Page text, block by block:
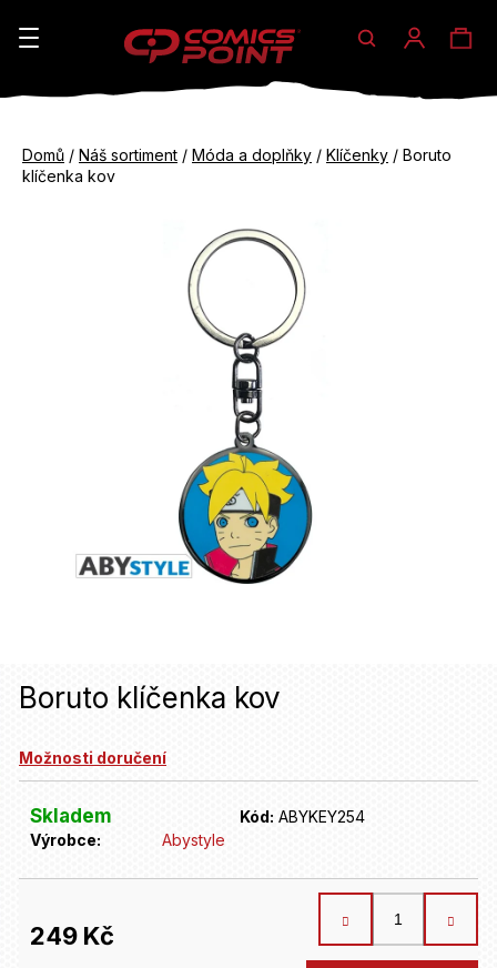
Hledat
Domů / Náš sortiment / Móda a doplňky / Klíčenky / Boruto
klíčenka kov
Boruto klíčenka kov
Možnosti doručení
Skladem Kód: ABYKEY254
Výrobce:
Abystyle
249 Kč
K
do
do
n
j
?
HLEDAT